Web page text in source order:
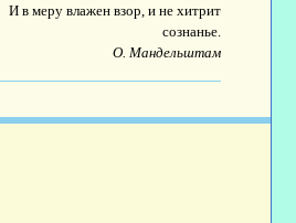
И в меру влажен взор, и не хитрит
сознанье.
О. Мандельштам